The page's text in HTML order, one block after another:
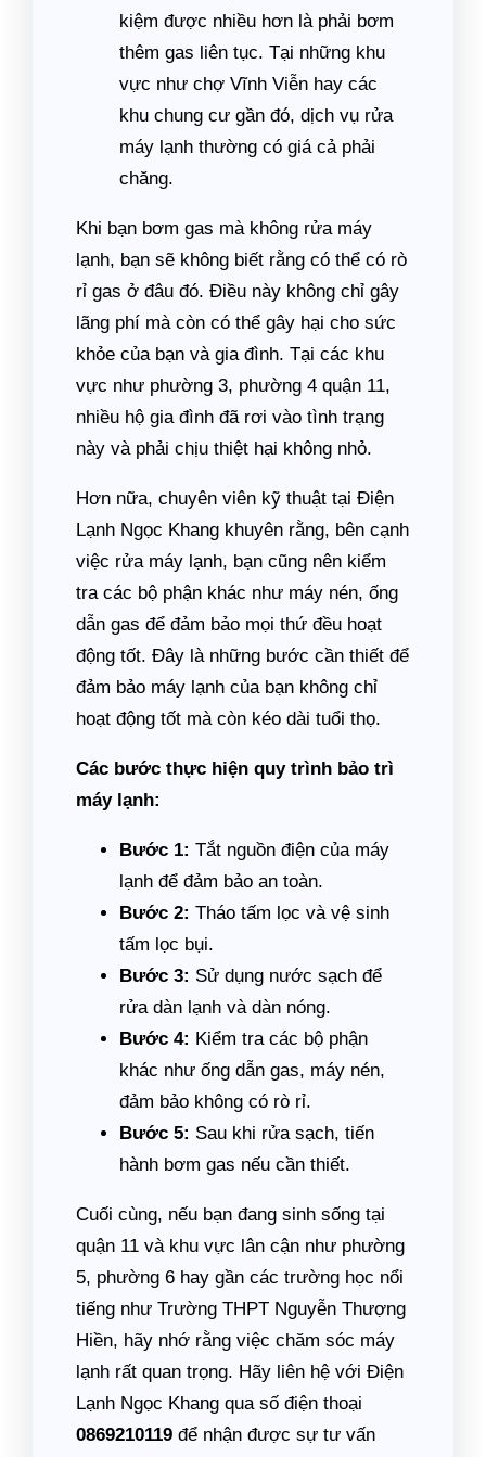
kiệm được nhiều hơn là phải bơm
thêm gas liên tục. Tại những khu
vực như chợ Vĩnh Viễn hay các
khu chung cư gần đó, dịch vụ rửa
máy lạnh thường có giá cả phải
chăng.
Khi bạn bơm gas mà không rửa máy
lạnh, bạn sẽ không biết rằng có thể có rò
rỉ gas ở đâu đó. Điều này không chỉ gây
lãng phí mà còn có thể gây hại cho sức
khỏe của bạn và gia đình. Tại các khu
vực như phường 3, phường 4 quận 11,
nhiều hộ gia đình đã rơi vào tình trạng
này và phải chịu thiệt hại không nhỏ.
Hơn nữa, chuyên viên kỹ thuật tại Điện
Lạnh Ngọc Khang khuyên rằng, bên cạnh
việc rửa máy lạnh, bạn cũng nên kiểm
tra các bộ phận khác như máy nén, ống
dẫn gas để đảm bảo mọi thứ đều hoạt
động tốt. Đây là những bước cần thiết để
đảm bảo máy lạnh của bạn không chỉ
hoạt động tốt mà còn kéo dài tuổi thọ.
Các bước thực hiện quy trình bảo trì
máy lạnh:
Bước 1: Tắt nguồn điện của máy
lạnh để đảm bảo an toàn.
Bước 2: Tháo tấm lọc và vệ sinh
tấm lọc bụi.
Bước 3: Sử dụng nước sạch để
rửa dàn lạnh và dàn nóng.
Bước 4: Kiểm tra các bộ phận
khác như ống dẫn gas, máy nén,
đảm bảo không có rò rỉ.
Bước 5: Sau khi rửa sạch, tiến
hành bơm gas nếu cần thiết.
Cuối cùng, nếu bạn đang sinh sống tại
quận 11 và khu vực lân cận như phường
5, phường 6 hay gần các trường học nổi
tiếng như Trường THPT Nguyễn Thượng
Hiền, hãy nhớ rằng việc chăm sóc máy
lạnh rất quan trọng. Hãy liên hệ với Điện
Lạnh Ngọc Khang qua số điện thoại
0869210119 để nhận được sự tư vấn